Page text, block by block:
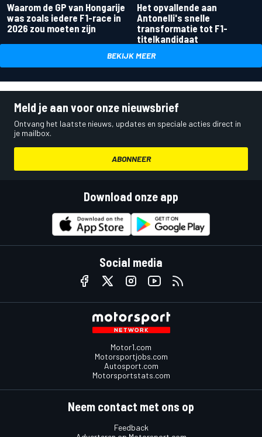
Waarom de GP van Hongarije
was zoals iedere F1-race in
2026 zou moeten zijn
Het opvallende aan
Antonelli's snelle
transformatie tot F1-
titelkandidaat
BEKIJK MEER
Meld je aan voor onze nieuwsbrief
Ontvang het laatste nieuws, updates en speciale acties direct in
je mailbox.
ABONNEER
Download onze app
Social media
Motor1.com
Motorsportjobs.com
Autosport.com
Motorsportstats.com
Neem contact met ons op
Feedback